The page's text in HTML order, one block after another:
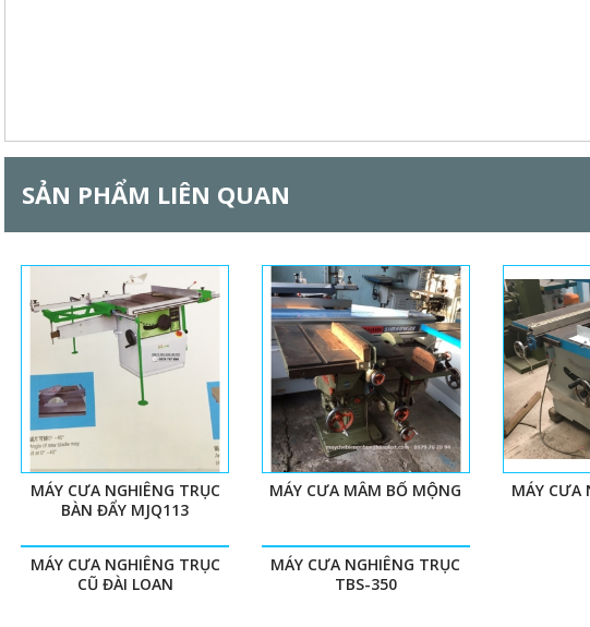
SẢN PHẨM LIÊN QUAN
MÁY CƯA NGHIÊNG TRỤC
BÀN ĐẨY MJQ113
MÁY CƯA MÂM BỔ MỘNG MÁY CƯA
MÁY CƯA NGHIÊNG TRỤC
CŨ ĐÀI LOAN
MÁY CƯA NGHIÊNG TRỤC
TBS-350